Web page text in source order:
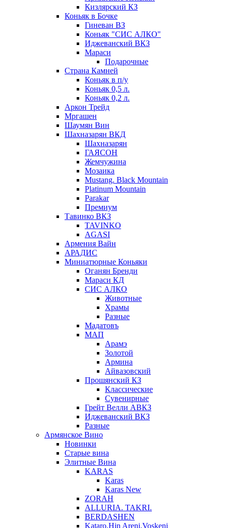
Кизлярский КЗ
Коньяк в Бочке
Гиневан ВЗ
Коньяк "СИС АЛКО"
Иджеванский ВКЗ
Мараси
Подарочные
Страна Камней
Коньяк в п/у
Коньяк 0,5 л.
Коньяк 0,2 л.
Аркон Трейд
Мргашен
Шаумян Вин
Шахназарян ВКД
Шахназарян
ГАЯСОН
Жемчужина
Мозаика
Mustang. Black Mountain
Platinum Mountain
Parakar
Премиум
Тавинко ВКЗ
TAVINKO
AGASI
Армения Вайн
АРАДИС
Миниатюрные Коньяки
Оганян Бренди
Мараси КД
СИС АЛКО
Животные
Храмы
Разные
Мадатовъ
МАП
Арамэ
Золотой
Армина
Айвазовский
Прошянский КЗ
Классические
Сувенирные
Грейт Велли АВКЗ
Иджеванский ВКЗ
Разные
Армянское Вино
Новинки
Старые вина
Элитные Вина
KARAS
Karas
Karas New
ZORAH
ALLURIA. TAKRI.
BERDASHEN
Kataro.Hin Areni.Voskeni